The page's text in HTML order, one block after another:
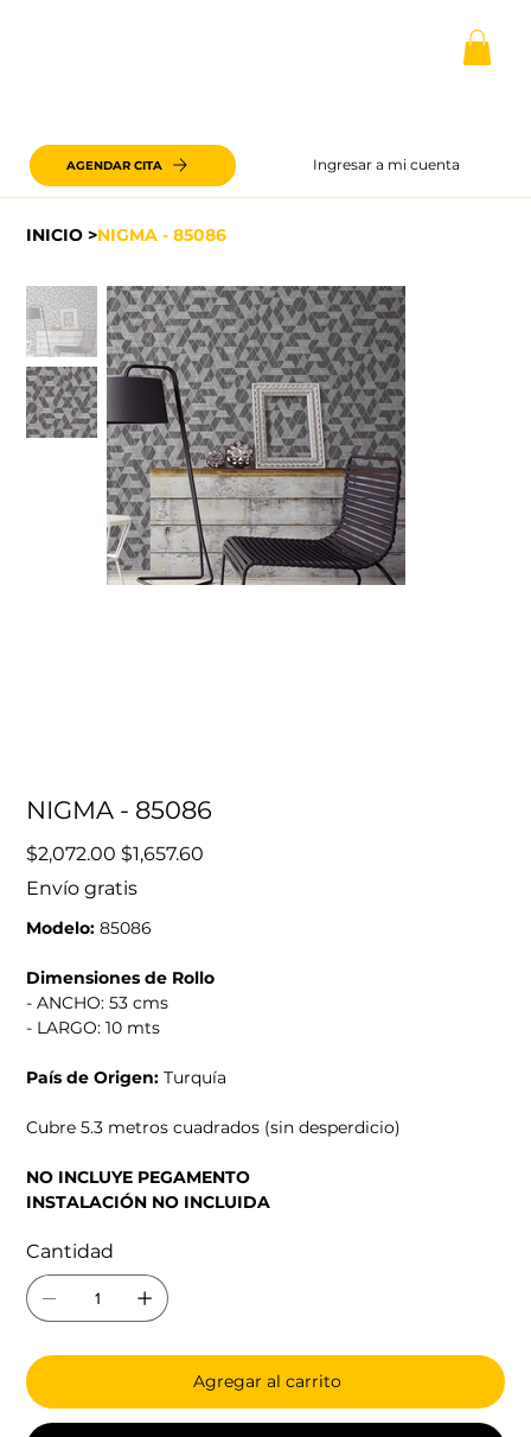
Ingresar a mi cuenta
AGENDAR CITA
INICIO >NIGMA - 85086
NIGMA - 85086
Precio
original
$2,072.00 Precio
de
$1,657.60
Envío gratis
Modelo:85086
Dimensiones de Rollo
- ANCHO: 53 cms
- LARGO: 10 mts
País de Origen:Turquía
Cubre 5.3 metros cuadrados (sin desperdicio)
NO INCLUYE PEGAMENTO
INSTALACIÓN NO INCLUIDA
Cantidad
Agregar al carrito